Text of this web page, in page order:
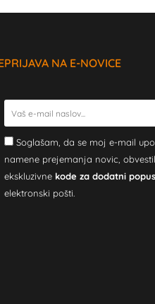
PRIJAVA NA E-NOVICE
Soglašam, da se moj e-mail
namene prejemanja novic,
ekskluzivne kode za dodatni
elektronski pošti.